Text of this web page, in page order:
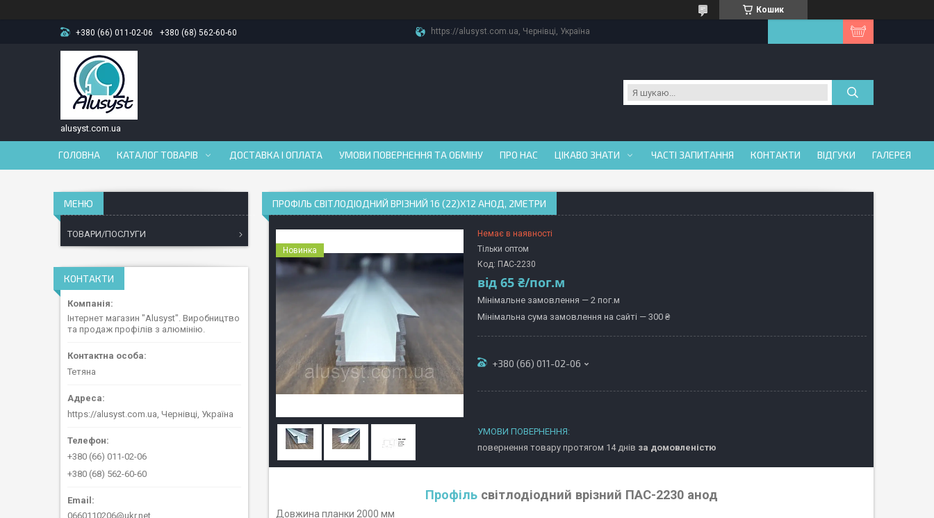
Кошик
+380 (66) 011-02-06 +380 (68) 562-60-60 https://alusyst.com.ua, Чернівці, Україна
alusyst.com.ua
ГОЛОВНА КАТАЛОГ ТОВАРІВ ДОСТАВКА І ОПЛАТА УМОВИ ПОВЕРНЕННЯ ТА ОБМІНУ ПРО НАС ЦІКАВО ЗНАТИ ЧАСТІ ЗАПИТАННЯ КОНТАКТИ ВІДГУКИ ГАЛЕРЕЯ
ПРОФІЛЬ СВІТЛОДІОДНИЙ ВРІЗНИЙ 16 (22)Х12 АНОД, 2МЕТРИ
Новинка
Немає в наявності
Тільки оптом
Код: ПАС-2230
від 65 ₴/пог.м
Мінімальне замовлення — 2 пог.м
Мінімальна сума замовлення на сайті — 300 ₴
+380 (66) 011-02-06
повернення товару протягом 14 днів за домовленістю
Профільсвітлодіодний врізний ПАС-2230 анод
Довжина планки 2000 мм
ТОВАРИ/ПОСЛУГИ
КОНТАКТИ
Інтернет магазин "Alusyst". Виробництво
та продаж профілів з алюмінію.
Тетяна
https://alusyst.com.ua, Чернівці, Україна
+380 (66) 011-02-06
+380 (68) 562-60-60
0660110206@ukr.net